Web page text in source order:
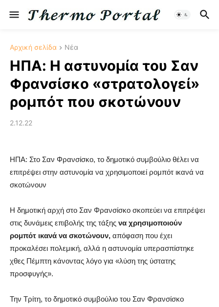
Αρχική σελίδα Νέα
ΗΠΑ: Η αστυνομία του Σαν
Φρανσίσκο «στρατολογεί»
ρομπότ που σκοτώνουν
2.12.22
ΗΠΑ: Στο Σαν Φρανσίσκο, το δημοτικό συμβούλιο θέλει να
επιτρέψει στην αστυνομία να χρησιμοποιεί ρομπότ ικανά να
σκοτώνουν
Η δημοτική αρχή στο Σαν Φρανσίσκο σκοπεύει να επιτρέψει
στις δυνάμεις επιβολής της τάξης να χρησιμοποιούν
ρομπότ ικανά να σκοτώνουν, απόφαση που έχει
προκαλέσει πολεμική, αλλά η αστυνομία υπερασπίστηκε
χθες Πέμπτη κάνοντας λόγο για «λύση της ύστατης
προσφυγής».
Την Τρίτη, το δημοτικό συμβούλιο του Σαν Φρανσίσκο